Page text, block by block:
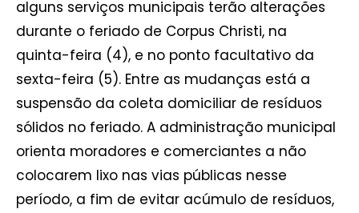
alguns serviços municipais terão alterações
durante o feriado de Corpus Christi, na
quinta-feira (4), e no ponto facultativo da
sexta-feira (5). Entre as mudanças está a
suspensão da coleta domiciliar de resíduos
sólidos no feriado. A administração municipal
orienta moradores e comerciantes a não
colocarem lixo nas vias públicas nesse
período, a fim de evitar acúmulo de resíduos,